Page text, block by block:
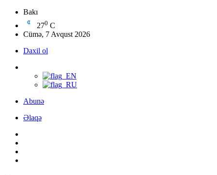
Bakı
270 C
Cümə, 7 Avqust 2026
Daxil ol
Abunə
Əlaqə